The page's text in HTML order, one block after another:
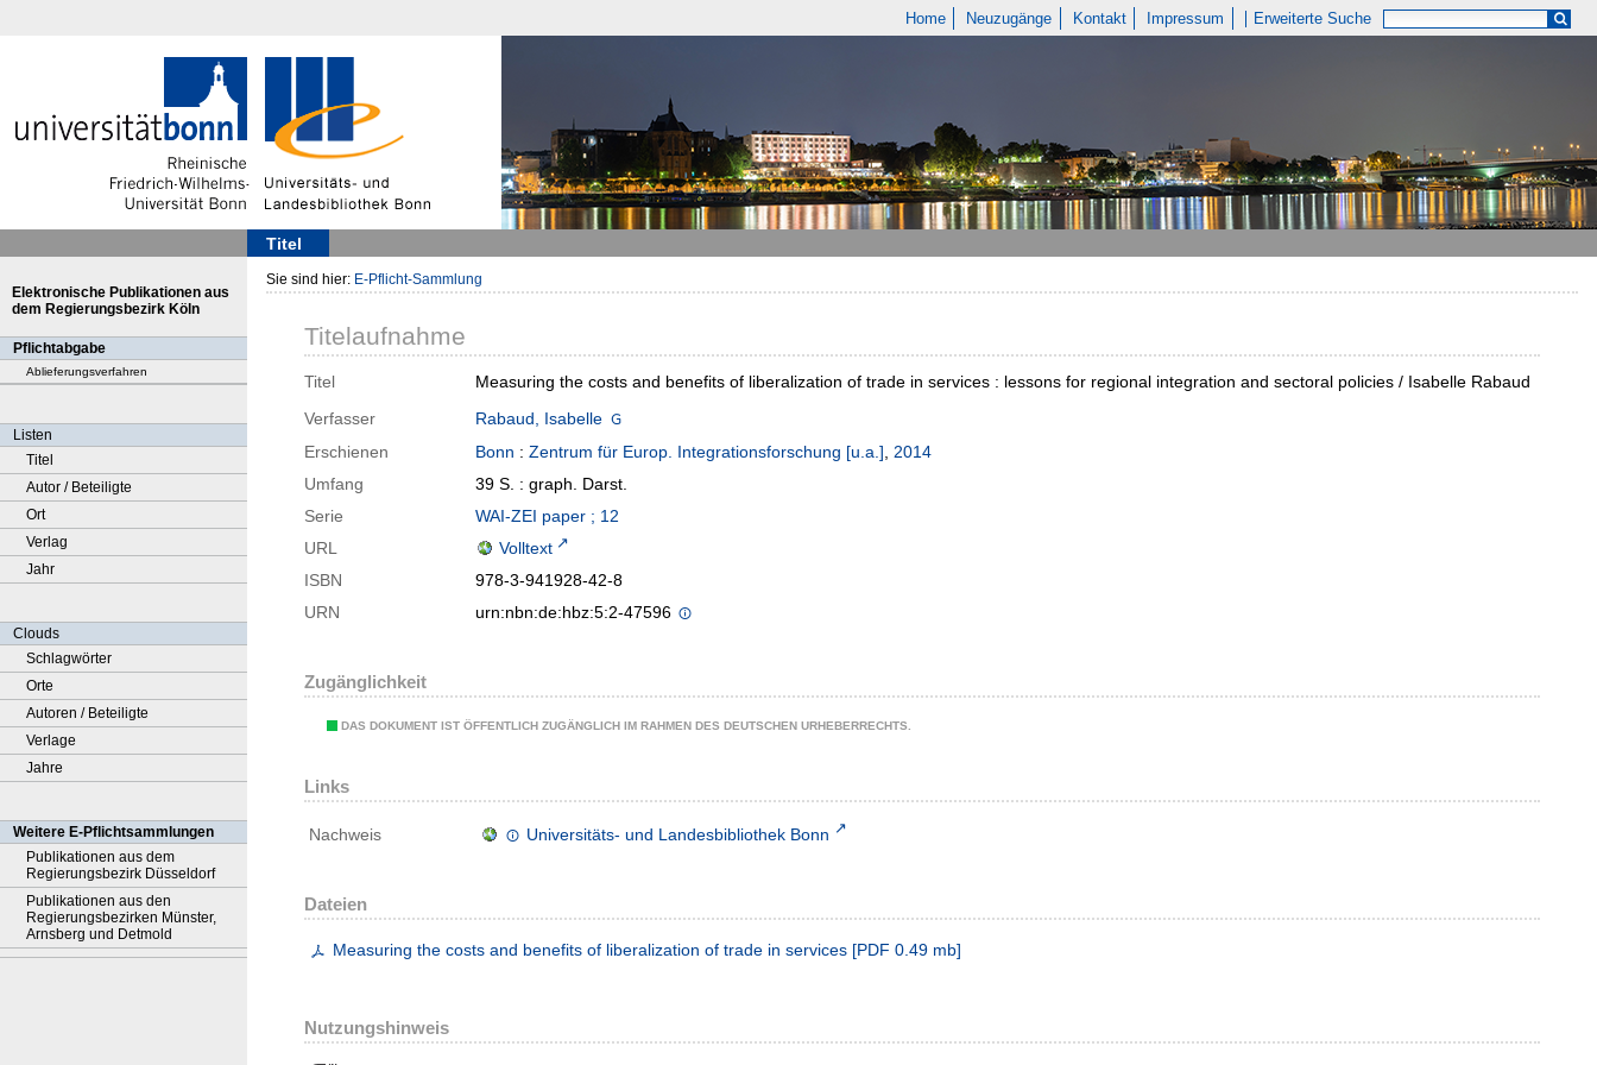
Home Neuzugänge Kontakt Impressum Erweiterte Suche
Titel
Elektronische Publikationen aus
dem Regierungsbezirk Köln
Pflichtabgabe
Ablieferungsverfahren
Listen
Titel
Autor / Beteiligte
Ort
Verlag
Jahr
Clouds
Schlagwörter
Orte
Autoren / Beteiligte
Verlage
Jahre
Weitere E-Pflichtsammlungen
Publikationen aus dem
Regierungsbezirk Düsseldorf
Publikationen aus den
Regierungsbezirken Münster,
Arnsberg und Detmold
Sie sind hier: E-Pflicht-Sammlung
Titelaufnahme
Titel
Measuring the costs and benefits of liberalization of trade in services : lessons for regional integration and sectoral policies / Isabelle Rabaud
Verfasser
Rabaud, Isabelle
Erschienen
Bonn : Zentrum für Europ. Integrationsforschung [u.a.], 2014
Umfang
39 S. : graph. Darst.
Serie
WAI-ZEI paper ; 12
URL
Volltext
ISBN
978-3-941928-42-8
URN
urn:nbn:de:hbz:5:2-47596
Zugänglichkeit
DAS DOKUMENT IST ÖFFENTLICH ZUGÄNGLICH IM RAHMEN DES DEUTSCHEN URHEBERRECHTS.
Links
Nachweis Universitäts- und Landesbibliothek Bonn
Dateien
Measuring the costs and benefits of liberalization of trade in services [PDF 0.49 mb]
Nutzungshinweis